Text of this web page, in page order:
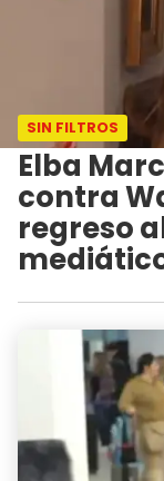
SIN FILTROS
Elba
contra
regreso